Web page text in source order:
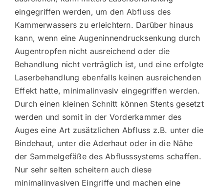
eingegriffen werden, um den Abfluss des
Kammerwassers zu erleichtern. Darüber hinaus
kann, wenn eine Augeninnendrucksenkung durch
Augentropfen nicht ausreichend oder die
Behandlung nicht verträglich ist, und eine erfolgte
Laserbehandlung ebenfalls keinen ausreichenden
Effekt hatte, minimalinvasiv eingegriffen werden.
Durch einen kleinen Schnitt können Stents gesetzt
werden und somit in der Vorderkammer des
Auges eine Art zusätzlichen Abfluss z.B. unter die
Bindehaut, unter die Aderhaut oder in die Nähe
der Sammelgefäße des Abflusssystems schaffen.
Nur sehr selten scheitern auch diese
minimalinvasiven Eingriffe und machen eine